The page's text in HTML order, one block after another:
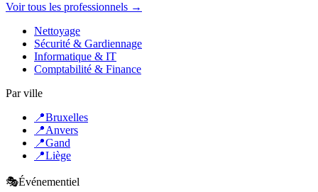
Voir tous les professionnels →
Nettoyage
Sécurité & Gardiennage
Informatique & IT
Comptabilité & Finance
Par ville
📍Bruxelles
📍Anvers
📍Gand
📍Liège
🎭Événementiel